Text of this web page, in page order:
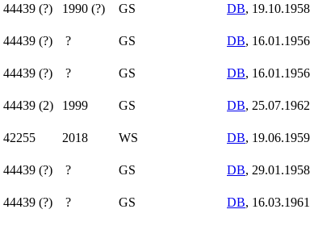
44439 (?) 1990 (?) GS DB, 19.10.1958
44439 (?) ? GS DB, 16.01.1956
44439 (?) ? GS DB, 16.01.1956
44439 (2) 1999 GS DB, 25.07.1962
42255 2018 WS DB, 19.06.1959
44439 (?) ? GS DB, 29.01.1958
44439 (?) ? GS DB, 16.03.1961